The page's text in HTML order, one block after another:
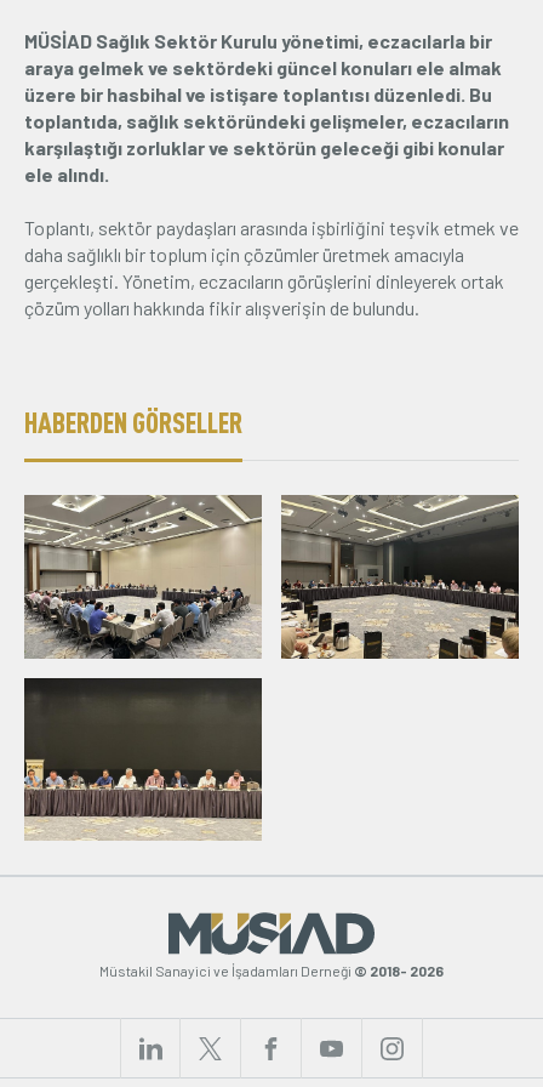
Üyelik
E-İşlemler
MÜSİAD Sağlık Sektör Kurulu yönetimi, eczacılarla bir
araya gelmek ve sektördeki güncel konuları ele almak
üzere bir hasbihal ve istişare toplantısı düzenledi. Bu
toplantıda, sağlık sektöründeki gelişmeler, eczacıların
karşılaştığı zorluklar ve sektörün geleceği gibi konular
ele alındı.
Toplantı, sektör paydaşları arasında işbirliğini teşvik etmek ve
daha sağlıklı bir toplum için çözümler üretmek amacıyla
gerçekleşti. Yönetim, eczacıların görüşlerini dinleyerek ortak
çözüm yolları hakkında fikir alışverişin de bulundu.
HABERDEN GÖRSELLER
Müstakil Sanayici ve İşadamları Derneği © 2018- 2026